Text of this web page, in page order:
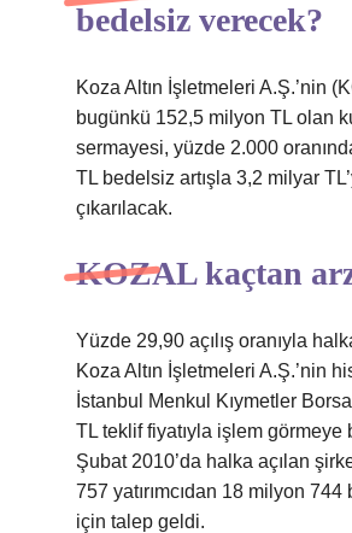
bedelsiz verecek?
Koza Altın İşletmeleri A.Ş.’nin
bugünkü 152,5 milyon TL olan
sermayesi, yüzde 2.000
TL bedelsiz artışla 3,2 milyar
çıkarılacak.
KOZAL kaçtan
Yüzde 29,90 açılış oranıyla
Koza Altın İşletmeleri A.Ş.’nin
İstanbul Menkul Kıymetler
TL teklif fiyatıyla işlem görmeye
Şubat 2010’da halka açılan
757 yatırımcıdan 18 milyon 744
için talep geldi.